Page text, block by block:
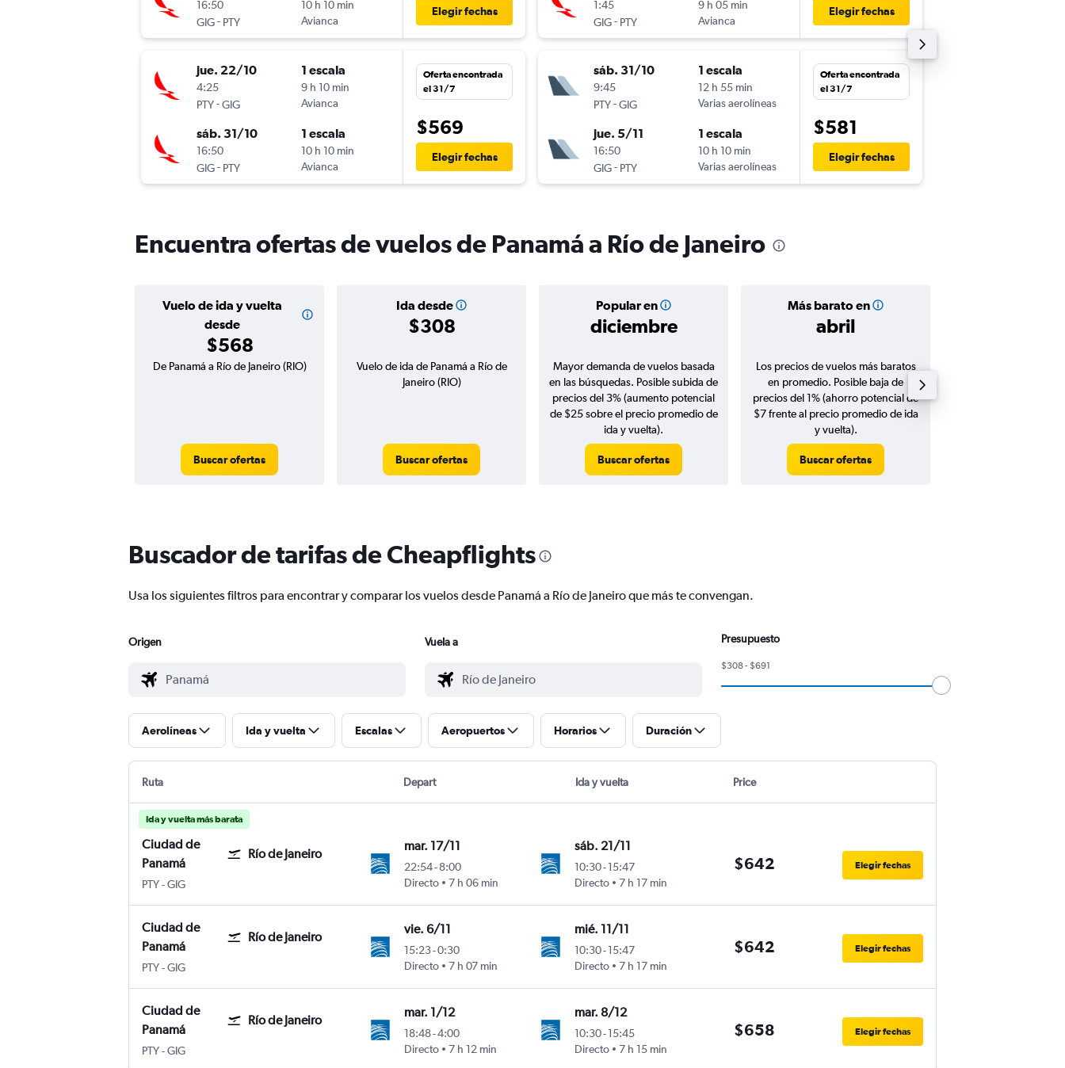
16:50
GIG- PTY
10 h 10 min
Avianca
Elegir fechas
jue. 22/10
4:25
PTY-GIG
1 escala
9 h 10 min
Avianca
sáb. 31/10
16:50
GIG- PTY
1 escala
10 h 10 min
Avianca
Oferta encontrada
el 31/7
$569
Elegir fechas
1:45
GIG- PTY
9 h 05 min
Avianca
Elegir fechas
sáb. 31/10
9:45
PTY-GIG
1 escala
12 h 55 min
Varias aerolíneas
jue. 5/11
16:50
GIG- PTY
1 escala
10 h 10 min
Varias aerolíneas
Oferta encontrada
el 31/7
$581
Elegir fechas
Encuentra ofertas de vuelos de Panamá a Río de Janeiro
Vuelo de ida y vuelta
desde
$568
Ida desde
$308
Popular en
diciembre
Más barato en
abril
De Panamá a Río de Janeiro (RIO)
Buscar ofertas
Vuelo de ida de Panamá a Río de
Janeiro (RIO)
Buscar ofertas
Mayor demanda de vuelos basada
en las búsquedas. Posible subida de
precios del 3% (aumento potencial
de $25 sobre el precio promedio de
ida y vuelta).
Buscar ofertas
Los precios de vuelos más baratos
en promedio. Posible baja de
precios del 1% (ahorro potencial de
$7 frente al precio promedio de ida
y vuelta).
Buscar ofertas
Buscador de tarifas de Cheapflights
Usa los siguientes filtros para encontrar y comparar los vuelos desde Panamá a Río de Janeiro que más te convengan.
Origen Vuela a Presupuesto
$308 - $691
Aerolíneas Ida y vuelta Escalas Aeropuertos Horarios Duración
Ruta Depart Ida y vuelta Price
Ida y vuelta más barata
Ciudad de
Panamá
Río de Janeiro
PTY-GIG
mar. 17/11
22:54-8:00
Directo
7 h 06 min
sáb. 21/11
10:30-15:47
Directo
7 h 17 min
$642 Elegir fechas
Ciudad de
Panamá
Río de Janeiro
PTY-GIG
vie. 6/11
15:23-0:30
Directo
7 h 07 min
mié. 11/11
10:30-15:47
Directo
7 h 17 min
$642 Elegir fechas
Ciudad de
Panamá
Río de Janeiro
PTY-GIG
mar. 1/12
18:48-4:00
Directo
7 h 12 min
mar. 8/12
10:30-15:45
Directo
7 h 15 min
$658 Elegir fechas